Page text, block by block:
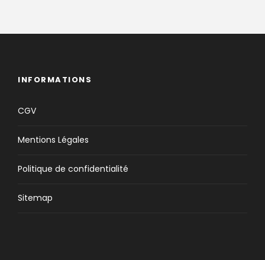
INFORMATIONS
CGV
Mentions Légales
Politique de confidentialité
Sitemap